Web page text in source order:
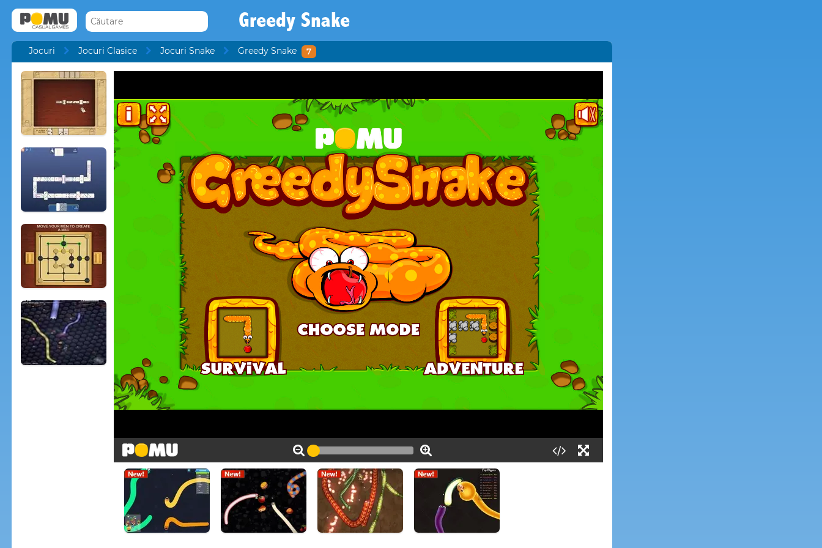
Greedy Snake
Jocuri Jocuri Clasice Jocuri Snake Greedy Snake 7